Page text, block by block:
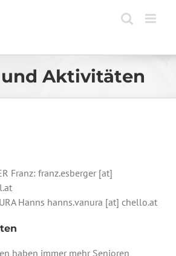
Aktivitäten
Franz: franz.esberger [at]
Hanns hanns.vanura [at] chello.at
haben immer mehr Senioren